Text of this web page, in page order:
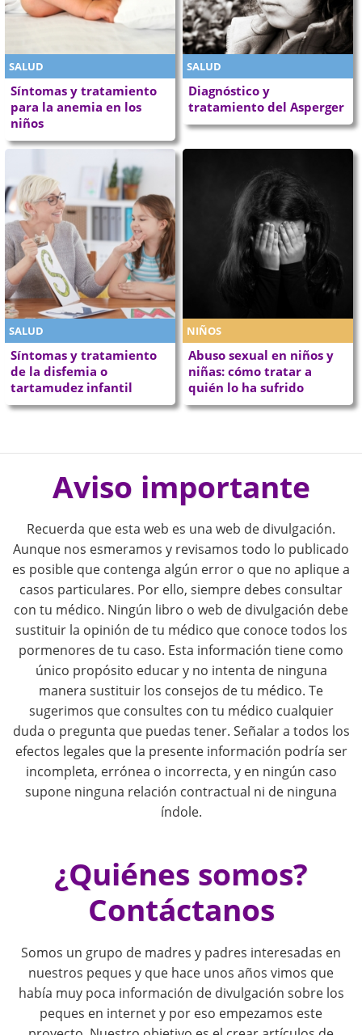
SALUD
Síntomas y tratamiento
para la anemia en los
niños
SALUD
Diagnóstico y
tratamiento del Asperger
SALUD
Síntomas y tratamiento
de la disfemia o
tartamudez infantil
NIÑOS
Abuso sexual en niños y
niñas: cómo tratar a
quién lo ha sufrido
P
a
g
Aviso importante
Recuerda que esta web es una web de divulgación.
Aunque nos esmeramos y revisamos todo lo publicado
es posible que contenga algún error o que no aplique a
casos particulares. Por ello, siempre debes consultar
con tu médico. Ningún libro o web de divulgación debe
sustituir la opinión de tu médico que conoce todos los
pormenores de tu caso. Esta información tiene como
único propósito educar y no intenta de ninguna
manera sustituir los consejos de tu médico. Te
sugerimos que consultes con tu médico cualquier
duda o pregunta que puedas tener. Señalar a todos los
efectos legales que la presente información podría ser
incompleta, errónea o incorrecta, y en ningún caso
supone ninguna relación contractual ni de ninguna
índole.
¿Quiénes somos?
Contáctanos
Somos un grupo de madres y padres interesadas en
nuestros peques y que hace unos años vimos que
había muy poca información de divulgación sobre los
peques en internet y por eso empezamos este